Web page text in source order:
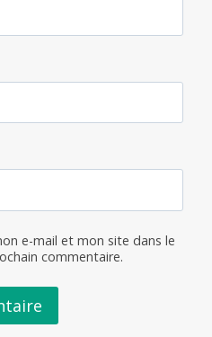
e-mail et mon site dans le
commentaire.